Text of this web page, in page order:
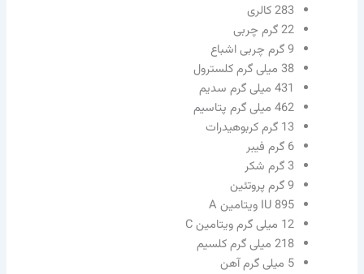
283 کالری
22 گرم چربی
9 گرم چربی اشباع
38 میلی گرم کلسترول
431 میلی گرم سدیم
462 میلی گرم پتاسیم
13 گرم کربوهیدرات
6 گرم فیبر
3 گرم شکر
9 گرم پروتئین
IU 895 ویتامین A
12 میلی گرم ویتامین C
218 میلی گرم کلسیم
5 میلی گرم آهن